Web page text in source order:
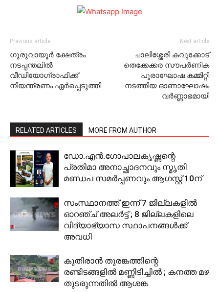
Previous article
ഗുരുവായൂർ ക്ഷേത്രം
നടപ്പന്തലിൽ
വീഡിയോഗ്രാഫിക്ക്
നിയന്ത്രണം ഏർപ്പെടുത്തി.
Next article
ചാലിശ്ശേരി കവുക്കോട്
തെക്കേക്കര സൗപര്‍ണിക
പൂരാഘോഷ കമ്മിറ്റി
നടത്തിയ ഓണാഘോഷം
വര്‍ണ്ണാഭമായി
RELATED ARTICLES MORE FROM AUTHOR
ഡോ.എന്‍.ഗോപാലകൃഷ്ണന്റെ
പ്രതിമാ അനാച്ഛാദനവും സ്മൃതി
മണ്ഡപ സമര്‍പ്പണവും ആഗസ്റ്റ് 10ന്
സംസ്ഥാനത്ത് ഇന്ന് 7 ജില്ലകളിൽ
ഓറഞ്ച് അലർ‌ട്ട് ; 8 ജില്ലകളിലെ
വിദ്യാഭ്യാസ സ്ഥാപനങ്ങൾക്ക്
അവധി
കുതിരാൻ തുരങ്കത്തിന്റെ
രണ്ടിടങ്ങളില്‍ മണ്ണിടിച്ചിൽ ; കനത്ത മഴ
തുടരുന്നതിൽ ആശങ്ക